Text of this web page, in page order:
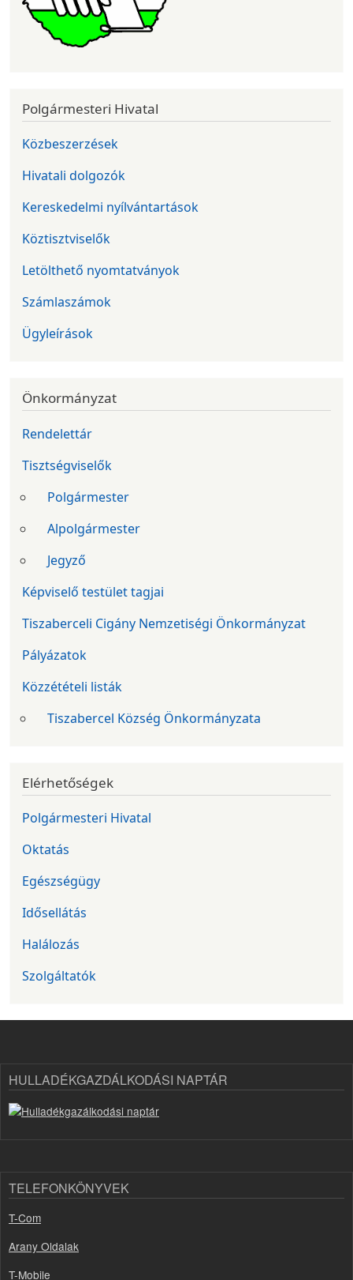
Polgármesteri Hivatal
Közbeszerzések
Hivatali dolgozók
Kereskedelmi nyílvántartások
Köztisztviselők
Letölthető nyomtatványok
Számlaszámok
Ügyleírások
Önkormányzat
Rendelettár
Tisztségviselők
Polgármester
Alpolgármester
Jegyző
Képviselő testület tagjai
Tiszaberceli Cigány Nemzetiségi Önkormányzat
Pályázatok
Közzétételi listák
Tiszabercel Község Önkormányzata
Elérhetőségek
Polgármesteri Hivatal
Oktatás
Egészségügy
Idősellátás
Halálozás
Szolgáltatók
HULLADÉKGAZDÁLKODÁSI NAPTÁR
TELEFONKÖNYVEK
T-Com
Arany Oldalak
T-Mobile